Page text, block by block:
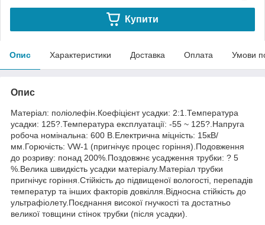
Купити
Опис Характеристики Доставка Оплата Умови
Опис
Матеріал: поліолефін.Коефіцієнт усадки: 2:1.Температура
усадки: 125?.Температура експлуатації: -55 ~ 125?.Напруга
робоча номінальна: 600 В.Електрична міцність: 15кВ/
мм.Горючість: VW-1 (пригнічує процес горіння).Подовження
до розриву: понад 200%.Поздовжнє усадження трубки: ? 5
%.Велика швидкість усадки матеріалу.Матеріал трубки
пригнічує горіння.Стійкість до підвищеної вологості, перепадів
температур та інших факторів довкілля.Відносна стійкість до
ультрафіолету.Поєднання високої гнучкості та достатньо
великої товщини стінок трубки (після усадки).